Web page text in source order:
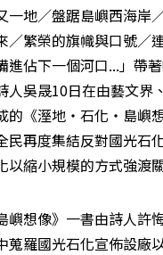
一地／盤踞島嶼西海岸
／繁榮的旗幟與口號／
進佔下一個河口...」帶
人吳晟10日在由藝文界
的《溼地‧石化‧島嶼
民再度集結反對國光石
以縮小規模的方式強渡
想像》一書由詩人許
蒐羅國光石化宣佈設廠